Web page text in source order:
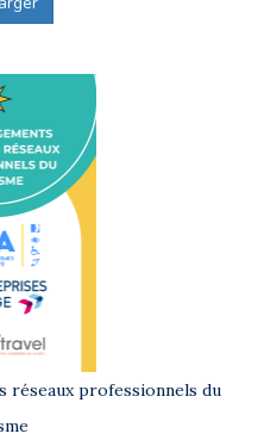
réseaux professionnels du